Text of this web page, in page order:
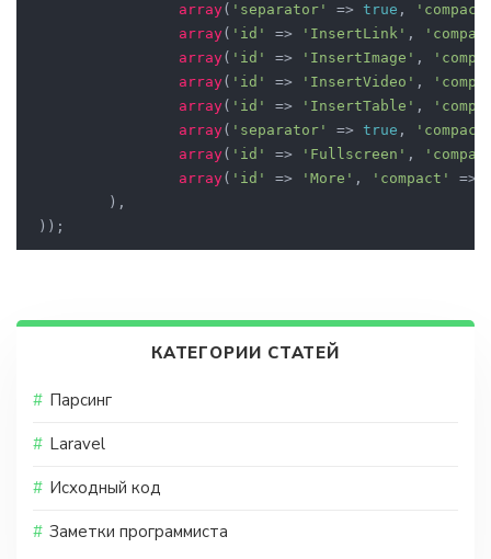
array( 'separator' => true ,
array( 'id' => 'InsertLink' ,
array( 'id' => 'InsertImage' ,
array( 'id' => 'InsertVideo' ,
array( 'id' => 'InsertTable' ,
array( 'separator' => true ,
array( 'id' => 'Fullscreen' ,
array( 'id' => 'More' , 'compact' =>
));
КАТЕГОРИИ СТАТЕЙ
Парсинг
Laravel
Исходный код
Заметки программиста